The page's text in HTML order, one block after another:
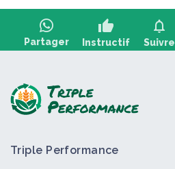
Partager
thumb_up
Instructif
notifications
Suivre
Triple Performance